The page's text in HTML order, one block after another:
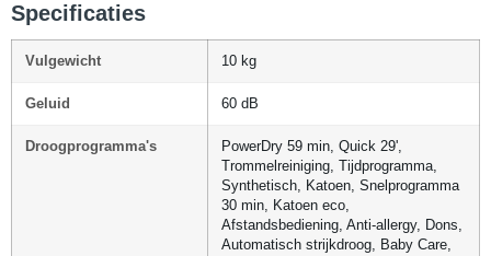
Specificaties
Vulgewicht 10 kg
Geluid 60 dB
Droogprogramma's
PowerDry 59 min, Quick 29',
Trommelreiniging, Tijdprogramma,
Synthetisch, Katoen, Snelprogramma
30 min, Katoen eco,
Afstandsbediening, Anti-allergy, Dons,
Automatisch strijkdroog, Baby Care,